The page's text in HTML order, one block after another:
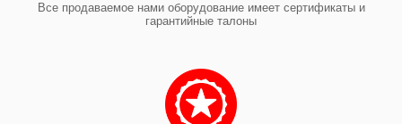
Все продаваемое нами оборудование имеет сертификаты и
гарантийные талоны